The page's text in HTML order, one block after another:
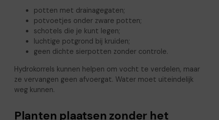
potten met drainagegaten;
potvoetjes onder zware potten;
schotels die je kunt legen;
luchtige potgrond bij kruiden;
geen dichte sierpotten zonder controle.
Hydrokorrels kunnen helpen om vocht te verdelen, maar
ze vervangen geen afvoergat. Water moet uiteindelijk
weg kunnen.
Planten plaatsen zonder het